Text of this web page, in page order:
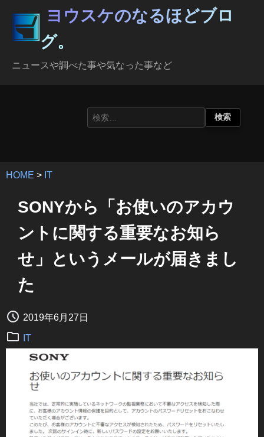
ヨウスケのなるほどブロ
グ。
ニュースや調べた事や気なった事など
HOME > IT
SONYから「お使いのアカウ
ントに関する重要なお知ら
せ」というメールが届きまし
た
2019年6月27日
IT